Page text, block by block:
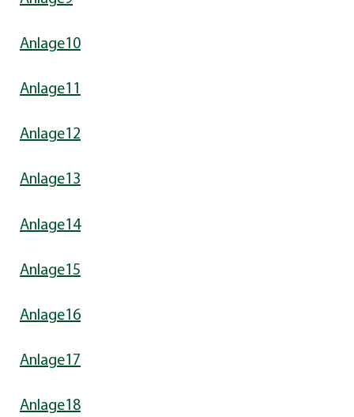
Anlage10
Anlage11
Anlage12
Anlage13
Anlage14
Anlage15
Anlage16
Anlage17
Anlage18